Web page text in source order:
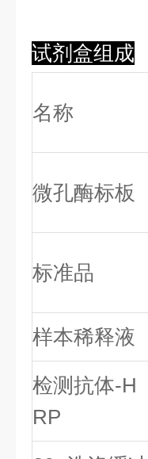
试剂盒组成
名称
微孔酶标板
标准品
样本稀释液
检测抗体-H
RP